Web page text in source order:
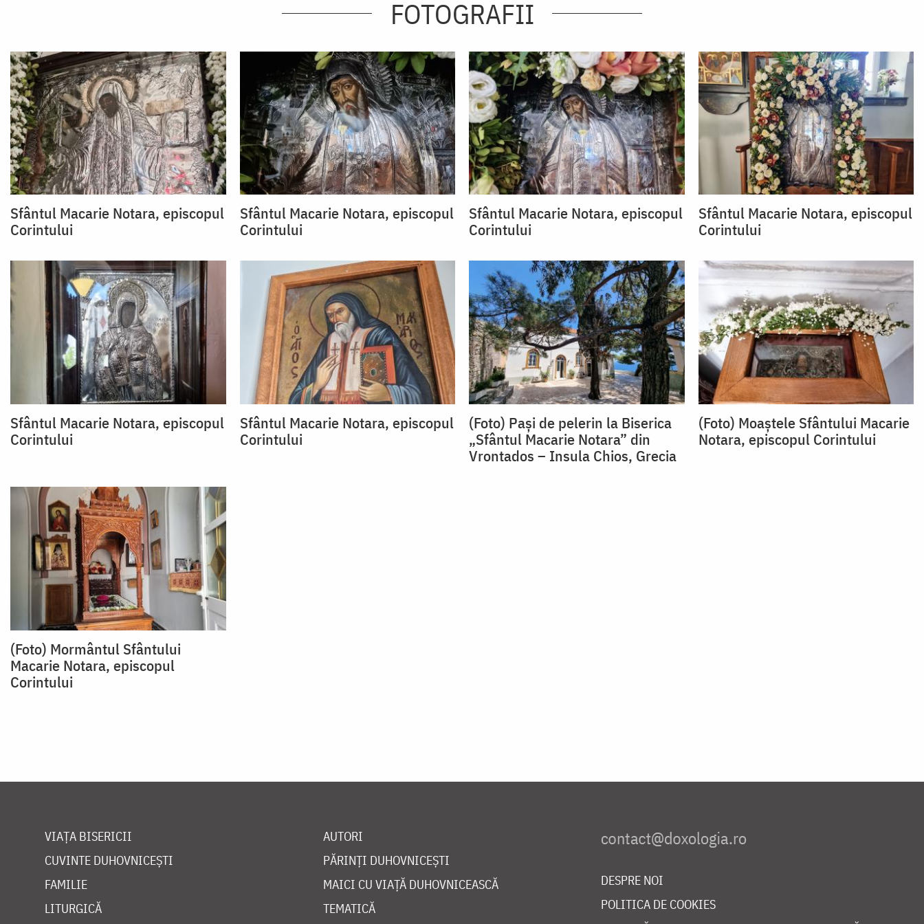
FOTOGRAFII
Sfântul Macarie Notara, episcopul
Corintului
Sfântul Macarie Notara, episcopul
Corintului
Sfântul Macarie Notara, episcopul
Corintului
Sfântul Macarie Notara, episcopul
Corintului
Sfântul Macarie Notara, episcopul
Corintului
Sfântul Macarie Notara, episcopul
Corintului
(Foto) Pași de pelerin la Biserica
„Sfântul Macarie Notara” din
Vrontados – Insula Chios, Grecia
(Foto) Moaștele Sfântului Macarie
Notara, episcopul Corintului
(Foto) Mormântul Sfântului
Macarie Notara, episcopul
Corintului
VIAȚA BISERICII
CUVINTE DUHOVNICEȘTI
FAMILIE
LITURGICĂ
AUTORI
PĂRINȚI DUHOVNICEȘTI
MAICI CU VIAȚĂ DUHOVNICEASCĂ
TEMATICĂ
DESPRE NOI
POLITICA DE COOKIES